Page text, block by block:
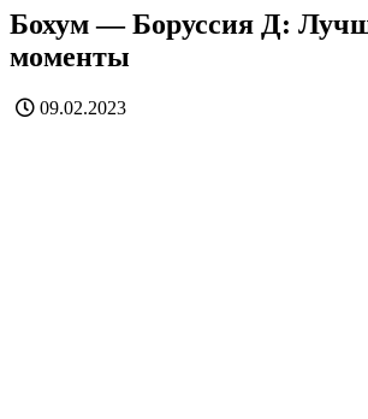
Бохум — Боруссия Д:
моменты
09.02.2023